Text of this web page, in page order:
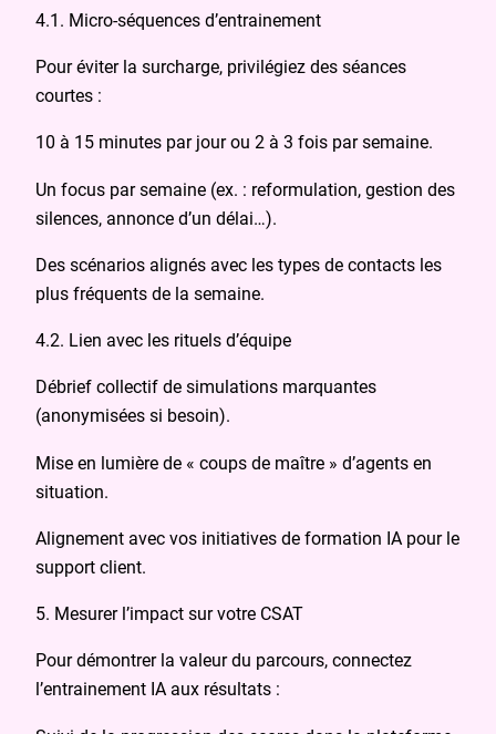
4.1. Micro‑séquences d’entrainement
Pour éviter la surcharge, privilégiez des séances
courtes :
10 à 15 minutes par jour ou 2 à 3 fois par semaine.
Un focus par semaine (ex. : reformulation, gestion des
silences, annonce d’un délai…).
Des scénarios alignés avec les types de contacts les
plus fréquents de la semaine.
4.2. Lien avec les rituels d’équipe
Débrief collectif de simulations marquantes
(anonymisées si besoin).
Mise en lumière de « coups de maître » d’agents en
situation.
Alignement avec vos initiatives de formation IA pour le
support client.
5. Mesurer l’impact sur votre CSAT
Pour démontrer la valeur du parcours, connectez
l’entrainement IA aux résultats :